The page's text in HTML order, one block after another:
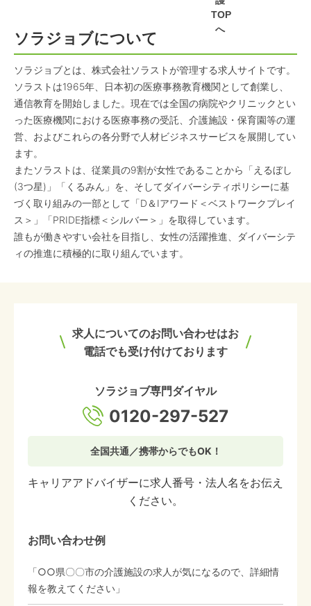
TOP
へ
ソラジョブについて
ソラジョブとは、株式会社ソラストが管理する求人サイトです。
ソラストは1965年、日本初の医療事務教育機関として創業し、
通信教育を開始しました。現在では全国の病院やクリニックとい
った医療機関における医療事務の受託、介護施設・保育園等の運
営、およびこれらの各分野で人材ビジネスサービスを展開してい
ます。
またソラストは、従業員の9割が女性であることから「えるぼし
(3つ星)」「くるみん」を、そしてダイバーシティポリシーに基
づく取り組みの一部として「D＆Iアワード＜ベストワークプレイ
ス＞」「PRIDE指標＜シルバー＞」を取得しています。
誰もが働きやすい会社を目指し、女性の活躍推進、ダイバーシテ
ィの推進に積極的に取り組んでいます。
求人についてのお問い合わせはお
電話でも受け付けております
ソラジョブ専門ダイヤル
0120-297-527
全国共通／携帯からでもOK！
キャリアアドバイザーに求人番号・法人名をお伝え
ください。
お問い合わせ例
「○○県〇〇市の介護施設の求人が気になるので、詳細情
報を教えてください」